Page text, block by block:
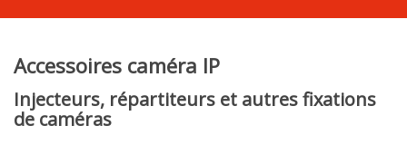
Accessoires caméra IP
Injecteurs, répartiteurs et autres fixations
de caméras